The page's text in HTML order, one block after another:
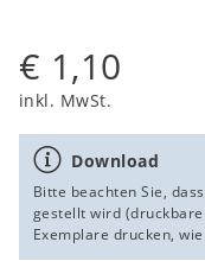
€ 1,10
inkl. MwSt.
Download
Bitte beachten Sie,
gestellt wird
Exemplare drucken,